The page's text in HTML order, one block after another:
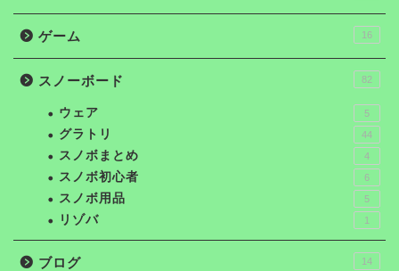
ゲーム 16
スノーボード 82
ウェア 5
グラトリ 44
スノボまとめ 4
スノボ初心者 6
スノボ用品 5
リゾバ 1
ブログ 14